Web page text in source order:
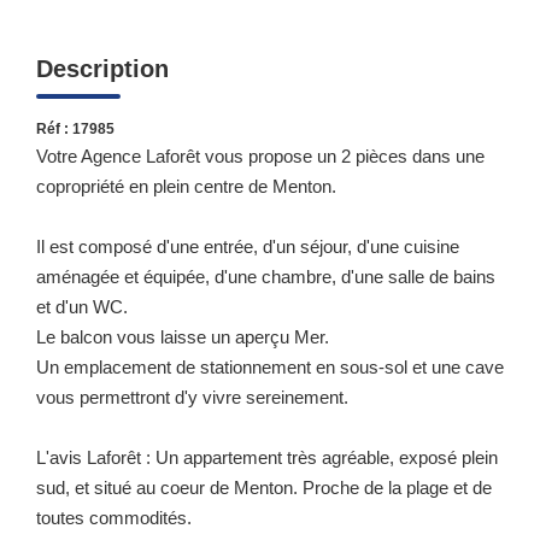
Description
Réf : 17985
Votre Agence Laforêt vous propose un 2 pièces dans une
copropriété en plein centre de Menton.
Il est composé d'une entrée, d'un séjour, d'une cuisine
aménagée et équipée, d'une chambre, d'une salle de bains
et d'un WC.
Le balcon vous laisse un aperçu Mer.
Un emplacement de stationnement en sous-sol et une cave
vous permettront d'y vivre sereinement.
L'avis Laforêt : Un appartement très agréable, exposé plein
sud, et situé au coeur de Menton. Proche de la plage et de
toutes commodités.